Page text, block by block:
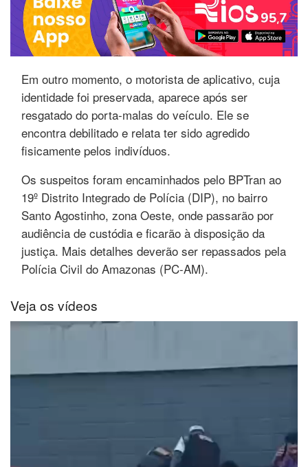
Em outro momento, o motorista de aplicativo, cuja
identidade foi preservada, aparece após ser
resgatado do porta-malas do veículo. Ele se
encontra debilitado e relata ter sido agredido
fisicamente pelos indivíduos.
Os suspeitos foram encaminhados pelo BPTran ao
19º Distrito Integrado de Polícia (DIP), no bairro
Santo Agostinho, zona Oeste, onde passarão por
audiência de custódia e ficarão à disposição da
justiça. Mais detalhes deverão ser repassados pela
Polícia Civil do Amazonas (PC-AM).
Veja os vídeos